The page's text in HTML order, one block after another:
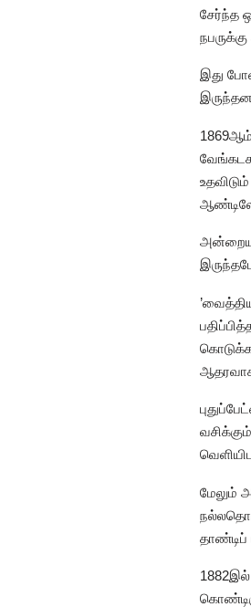
சேர்ந்த
இது
அன்றைய
கொடுக்க
மேலும்
தாண்டிப்